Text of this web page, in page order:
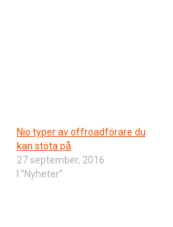
Nio typer av offroadförare du
kan stöta på
27 september, 2016
I ”Nyheter”